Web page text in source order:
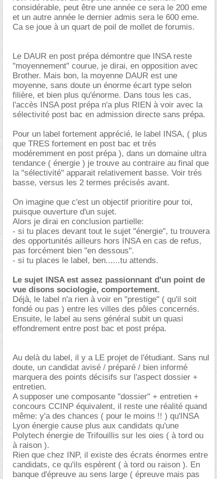
considérable, peut être une année ce sera le 200 eme
et un autre année le dernier admis sera le 600 eme.
Ca se joue à un quart de poil de mollet de forumis.
Le DAUR en post prépa démontre que INSA reste
"moyennement" courue, je dirai, en opposition avec
Brother. Mais bon, la moyenne DAUR est une
moyenne, sans doute un énorme écart type selon
filière, et bien plus qu'énorme. Dans tous les cas,
l'accès INSA post prépa n'a plus RIEN à voir avec la
sélectivité post bac en admission directe sans prépa.
Pour un label fortement apprécié, le label INSA, ( plus
que TRES fortement en post bac et trés
modéremment en post prépa ), dans un domaine ultra
tendance ( énergie ) je trouve au contraire au final que
la "sélectivité" apparait relativement basse. Voir trés
basse, versus les 2 termes précisés avant.
On imagine que c'est un objectif prioritire pour toi,
puisque ouverture d'un sujet.
Alors je dirai en conclusion partielle:
- si tu places devant tout le sujet "énergie", tu trouvera
des opportunités ailleurs hors INSA en cas de refus,
pas forcément bien "en dessous".
- si tu places le label, ben......tu attends.
Le sujet INSA est assez passionnant d'un point de
vue disons sociologie, comportement.
Déjà, le label n'a rien à voir en "prestige" ( qu'il soit
fondé ou pas ) entre les villes des pôles concernés.
Ensuite, le label au sens général subit un quasi
effondrement entre post bac et post prépa.
Au delà du label, il y a LE projet de l'étudiant. Sans nul
doute, un candidat avisé / préparé / bien informé
marquera des points décisifs sur l'aspect dossier +
entretien.
A supposer une composante "dossier" + entretien +
concours CCINP équivalent, il reste une réalité quand
même: y'a des chances ( pour le moins !! ) qu'INSA
Lyon énergie cause plus aux candidats qu'une
Polytech énergie de Trifouillis sur les oies ( à tord ou
à raison ).
Rien que chez INP, il existe des écrats énormes entre
candidats, ce qu'ils espèrent ( à tord ou raison ). En
banque d'épreuve au sens large ( épreuve mais pas